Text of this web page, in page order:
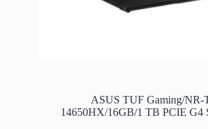
ASUS TUF Gaming/
14650HX/16GB/1 TB PCIE G4